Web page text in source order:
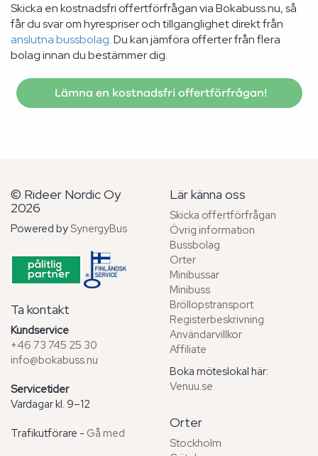
Skicka en kostnadsfri offertförfrågan via Bokabuss.nu, så
får du svar om hyrespriser och tillgänglighet direkt från
anslutna bussbolag. Du kan jämföra offerter från flera
bolag innan du bestämmer dig.
Lämna en kostnadsfri offertförfrågan!
© Rideer Nordic Oy
2026
Powered by SynergyBus
Ta kontakt
Kundservice
+46 73 745 25 30
info@bokabuss.nu
Servicetider
Vardagar kl. 9–12
Trafikutförare - Gå med
Lär känna oss
Skicka offertförfrågan
Övrig information
Bussbolag
Orter
Minibussar
Minibuss
Bröllopstransport
Registerbeskrivning
Användarvillkor
Affiliate
Boka möteslokal här:
Venuu.se
Orter
Stockholm